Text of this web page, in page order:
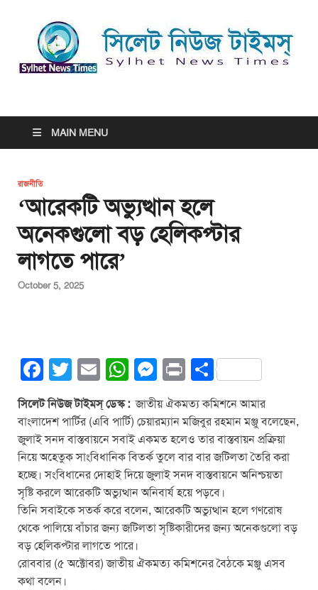
সিলেট নিউজ টাইমস্ | Sylhet
News Times
MAIN MENU
রাজনীতি
‘আরেকটি অভ্যুত্থান হলে
অনেকগুলো বড় হেলিকপ্টার
লাগতে পারে’
October 5, 2025
F
a
c
e
b
o
o
k
T
wi
tt
er
E
m
ail
W
at
s
A
p
p
M
e
ss
e
n
g
er
Pr
t
S
h
ar
e
সিলেট নিউজ টাইমস্ ডেস্ক : জাতীয় ঐকমত‍্য কমিশনে আমার
বাংলাদেশ পার্টির (এবি পার্টি) চেয়ারম্যান মজিবুর রহমান মঞ্জু বলেছেন,
জুলাই সনদ বাস্তবায়নে সবাই একমত হলেও তার বাস্তবায়ন প্রক্রিয়া
নিয়ে অহেতুক সাংবিধানিক বিতর্ক তুলে বার বার জটিলতা তৈরি করা
হচ্ছে। সংবিধানের দোহাই দিয়ে জুলাই সনদ বাস্তবায়নে অনিশ্চয়তা
সৃষ্টি করলে আরেকটি অভ‍্যুত্থান অনিবার্য হয়ে পড়বে।
তিনি সবাইকে সতর্ক করে বলেন, আরেকটি অভ্যুত্থান হলে গণরোষ
থেকে পালিয়ে বাঁচার জন‍্য জটিলতা সৃষ্টিকারীদের জন‍্য অনেকগুলো বড়
বড় হেলিকপ্টার লাগতে পারে।
রোববার (৫ অক্টোবর) জাতীয় ঐকমত‍্য কমিশনের বৈঠকে মঞ্জু এসব
কথা বলেন।